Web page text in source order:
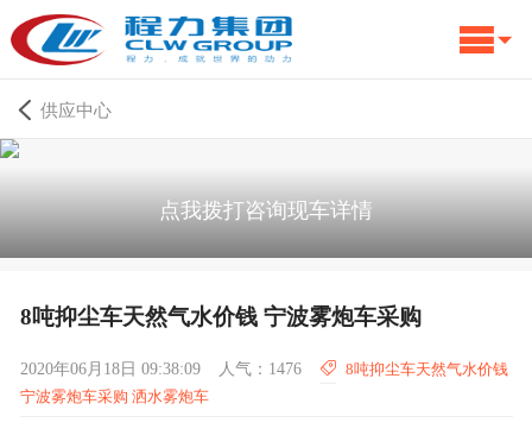
供应中心
点我拨打咨询现车详情
8吨抑尘车天然气水价钱 宁波雾炮车采购
2020年06月18日 09:38:09 人气：1476
8吨抑尘车天然气水价钱
宁波雾炮车采购 洒水雾炮车